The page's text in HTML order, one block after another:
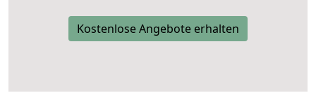
Kostenlose Angebote erhalten